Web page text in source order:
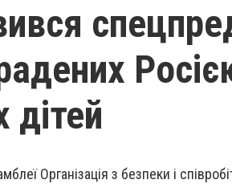
дітей
Організація з безпеки і